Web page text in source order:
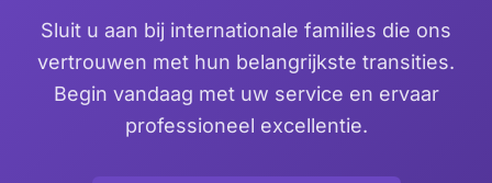
Sluit u aan bij internationale families die ons
vertrouwen met hun belangrijkste transities.
Begin vandaag met uw service en ervaar
professioneel excellentie.